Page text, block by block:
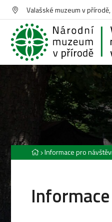
Valašské muzeum v
Informace pro